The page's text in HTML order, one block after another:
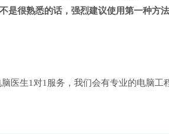
是很熟悉的话，强烈建议使用第一种方
医生1对1服务，我们会有专业的电脑工